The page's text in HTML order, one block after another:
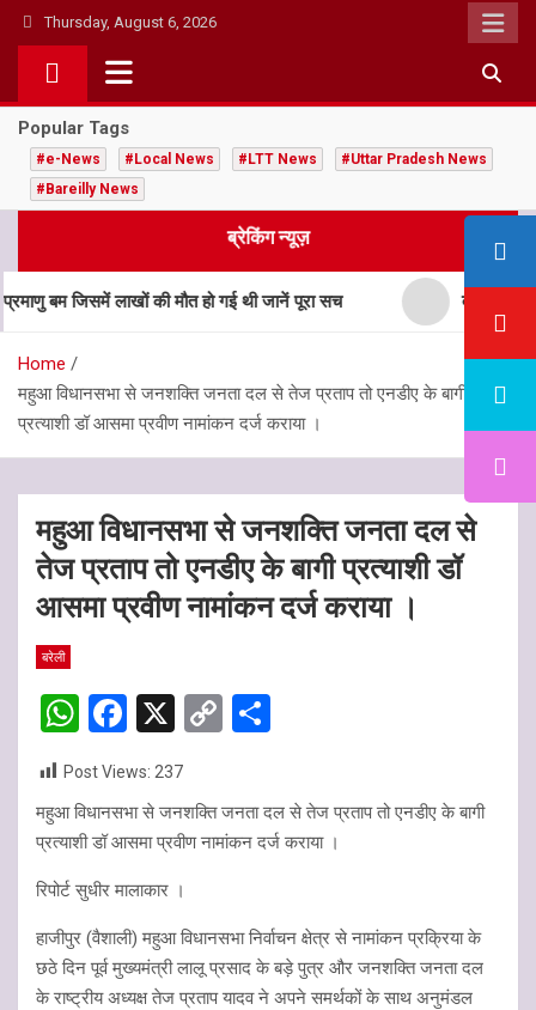
Skip
Thursday, August 6, 2026
Popular Tags
#e-News #Local News #LTT News
#Uttar Pradesh News
#Bareilly News
ब्रेकिंग न्यूज़
बम जिसमें लाखों की मौत हो गई थी जानें पूरा सच बाल विवाह
Home
महुआ विधानसभा से जनशक्ति जनता दल से तेज प्रताप तो एनडीए के बागी
प्रत्याशी डॉ आसमा प्रवीण नामांकन दर्ज कराया ।
महुआ विधानसभा से जनशक्ति जनता दल से
तेज प्रताप तो एनडीए के बागी प्रत्याशी डॉ
आसमा प्रवीण नामांकन दर्ज कराया ।
बरेली
W
at
s
p
p
F
ce
b
o
k
X
C
Li
ar
e
Post Views: 237
महुआ विधानसभा से जनशक्ति जनता दल से तेज प्रताप तो एनडीए के बागी
प्रत्याशी डॉ आसमा प्रवीण नामांकन दर्ज कराया ।
रिपोर्ट सुधीर मालाकार ।
हाजीपुर (वैशाली) महुआ विधानसभा निर्वाचन क्षेत्र से नामांकन प्रक्रिया के
छठे दिन पूर्व मुख्यमंत्री लालू प्रसाद के बड़े पुत्र और जनशक्ति जनता दल
के राष्ट्रीय अध्यक्ष तेज प्रताप यादव ने अपने समर्थकों के साथ अनुमंडल